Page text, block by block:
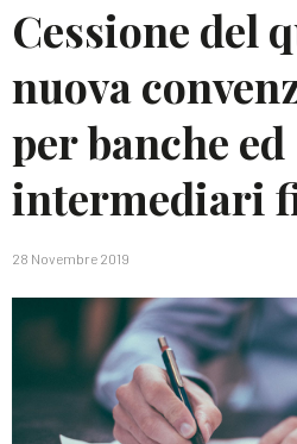
Cessione del
nuova
per banche ed
intermediari
28 Novembre 2019